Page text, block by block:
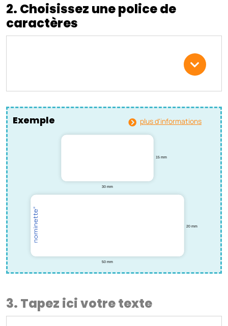
2. Choisissez une police de
caractères
Exemple plus d'informations
3. Tapez ici votre texte